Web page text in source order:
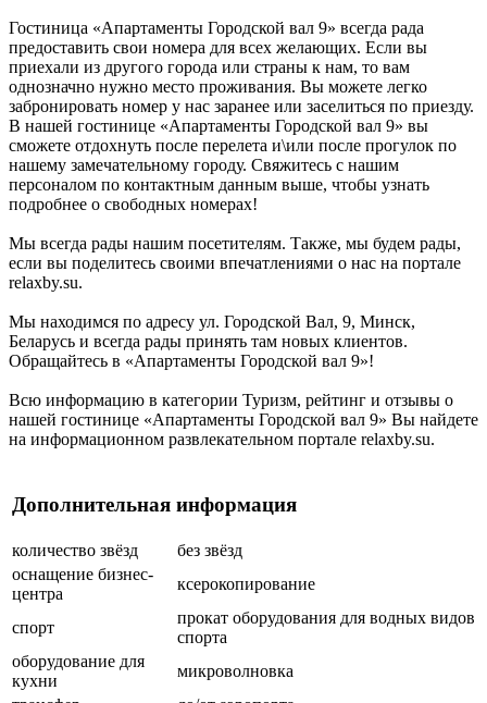
Гостиница «Апартаменты Городской вал 9» всегда рада
предоставить свои номера для всех желающих. Если вы
приехали из другого города или страны к нам, то вам
однозначно нужно место проживания. Вы можете легко
забронировать номер у нас заранее или заселиться по приезду.
В нашей гостинице «Апартаменты Городской вал 9» вы
сможете отдохнуть после перелета и\или после прогулок по
нашему замечательному городу. Свяжитесь с нашим
персоналом по контактным данным выше, чтобы узнать
подробнее о свободных номерах!
Мы всегда рады нашим посетителям. Также, мы будем рады,
если вы поделитесь своими впечатлениями о нас на портале
relaxby.su.
Мы находимся по адресу ул. Городской Вал, 9, Минск,
Беларусь и всегда рады принять там новых клиентов.
Обращайтесь в «Апартаменты Городской вал 9»!
Всю информацию в категории Туризм, рейтинг и отзывы о
нашей гостинице «Апартаменты Городской вал 9» Вы найдете
на информационном развлекательном портале relaxby.su.
Дополнительная информация
количество звёзд
без звёзд
оснащение бизнес-
центра
ксерокопирование
спорт
прокат оборудования для водных видов
спорта
оборудование для
кухни
микроволновка